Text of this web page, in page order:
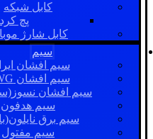
کابل شبکه
پچ کرد
کابل شارژ
سیم
سیم افشان
سیم افشان AWG
سیم افشان
سیم هدفون
سیم برق
سیم مفتول